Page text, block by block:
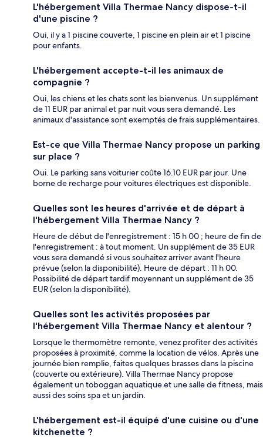
L'hébergement Villa Thermae Nancy dispose-t-il
d'une piscine ?
Oui, il y a 1 piscine couverte, 1 piscine en plein air et 1 piscine
pour enfants.
L'hébergement accepte-t-il les animaux de
compagnie ?
Oui, les chiens et les chats sont les bienvenus. Un supplément
de 11 EUR par animal et par nuit vous sera demandé. Les
animaux d'assistance sont exemptés de frais supplémentaires.
Est-ce que Villa Thermae Nancy propose un parking
sur place ?
Oui. Le parking sans voiturier coûte 16.10 EUR par jour. Une
borne de recharge pour voitures électriques est disponible.
Quelles sont les heures d'arrivée et de départ à
l'hébergement Villa Thermae Nancy ?
Heure de début de l'enregistrement : 15 h 00 ; heure de fin de
l'enregistrement : à tout moment. Un supplément de 35 EUR
vous sera demandé si vous souhaitez arriver avant l'heure
prévue (selon la disponibilité). Heure de départ : 11 h 00.
Possibilité de départ tardif moyennant un supplément de 35
EUR (selon la disponibilité).
Quelles sont les activités proposées par
l'hébergement Villa Thermae Nancy et alentour ?
Lorsque le thermomètre remonte, venez profiter des activités
proposées à proximité, comme la location de vélos. Après une
journée bien remplie, faites quelques brasses dans la piscine
(couverte ou extérieure). Villa Thermae Nancy propose
également un toboggan aquatique et une salle de fitness, mais
aussi des soins spa et un jardin.
L'hébergement est-il équipé d'une cuisine ou d'une
kitchenette ?